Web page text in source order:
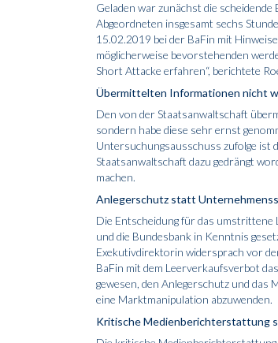
Geladen war zunächst die
Abgeordneten insgesamt sechs
15.02.2019 bei der BaFin mit
möglicherweise bevorstehenden
Short Attacke erfahren“, berichtete
Übermittelten Informationen nicht
Den von der Staatsanwaltschaft
sondern habe diese sehr ernst
Untersuchungsausschuss zufolge ist
Staatsanwaltschaft dazu gedrängt
machen.
Anlegerschutz statt
Die Entscheidung für das umstrittene
und die Bundesbank in Kenntnis
Exekutivdirektorin widersprach vor
BaFin mit dem Leerverkaufsverbot
gewesen, den Anlegerschutz und das
eine Marktmanipulation abzuwenden.
Kritische Medienberichterstattung